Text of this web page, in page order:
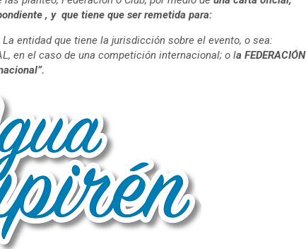
, y que tiene que ser remetida para:
La entidad que tiene la jurisdicción sobre el evento, o sea:
en el caso de una competición internacional; o la FEDERACIÓN